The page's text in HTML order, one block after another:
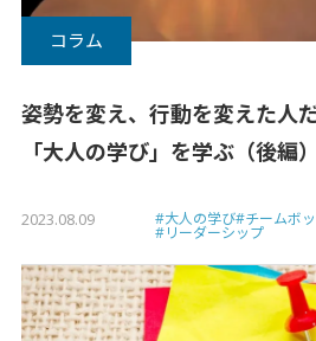
コラム
姿勢を変え、行動を変えた人
「大人の学び」を学ぶ（後編）
2023.08.09 #大人の学び#チームボ
#リーダーシップ